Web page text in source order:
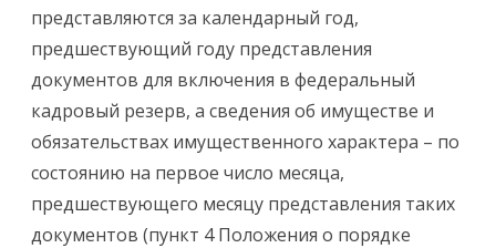
представляются за календарный год,
предшествующий году представления
документов для включения в федеральный
кадровый резерв, а сведения об имуществе и
обязательствах имущественного характера – по
состоянию на первое число месяца,
предшествующего месяцу представления таких
документов (пункт 4 Положения о порядке